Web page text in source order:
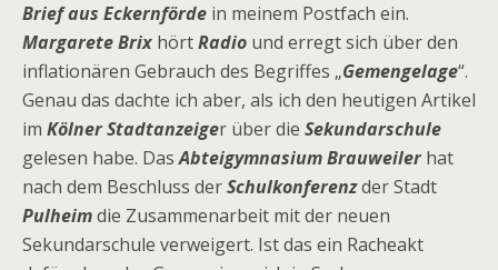
Brief aus Eckernförde in meinem Postfach ein.
Margarete Brix hörtRadio und erregt sich über den
inflationären Gebrauch des Begriffes „Gemengelage“.
Genau das dachte ich aber, als ich den heutigen Artikel
im Kölner Stadtanzeiger über die Sekundarschule
gelesen habe. DasAbteigymnasium Brauweilerhat
nach dem Beschluss derSchulkonferenzder Stadt
Pulheimdie Zusammenarbeit mit der neuen
Sekundarschule verweigert. Ist das ein Racheakt